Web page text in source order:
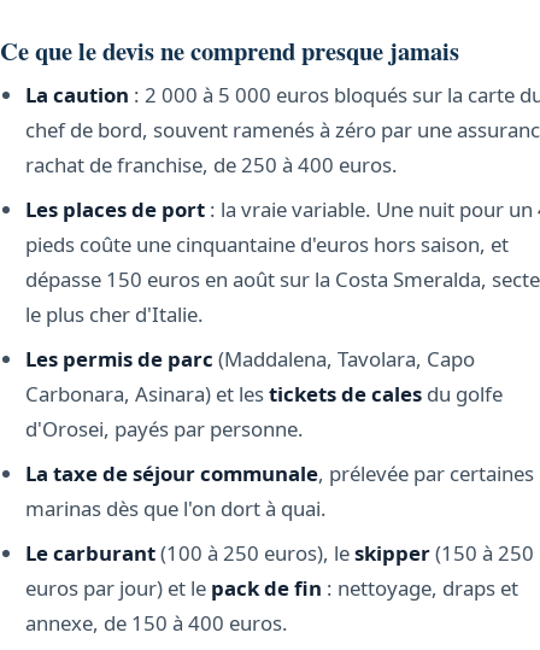
Ce que le devis ne comprend presque jamais
La caution : 2 000 à 5 000 euros bloqués sur la carte
chef de bord, souvent ramenés à zéro par une
rachat de franchise, de 250 à 400 euros.
Les places de port: la vraie variable. Une nuit pour un
pieds coûte une cinquantaine d'euros hors saison, et
dépasse 150 euros en août sur la Costa Smeralda,
le plus cher d'Italie.
Les permis de parc (Maddalena, Tavolara, Capo
Carbonara, Asinara) et lestickets de calesdu golfe
d'Orosei, payés par personne.
La taxe de séjour communale, prélevée par certaines
marinas dès que l'on dort à quai.
Le carburant(100 à 250 euros), leskipper(150 à 250
euros par jour) et le pack de fin : nettoyage, draps et
annexe, de 150 à 400 euros.